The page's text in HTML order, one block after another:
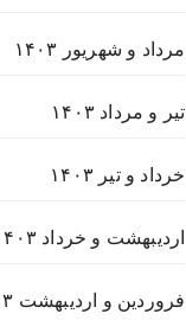
مرداد و شهریور ۱۴۰۳
تیر و مرداد ۱۴۰۳
خرداد و تیر ۱۴۰۳
اردیبهشت و خرداد ۱۴۰۳
فروردین و اردیبهشت ۱۴۰۳